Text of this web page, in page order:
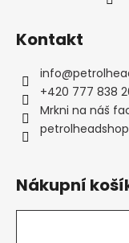
Kontakt
info@
+420 777 838
Mrkni na náš
petrolheadshop
Nákupní